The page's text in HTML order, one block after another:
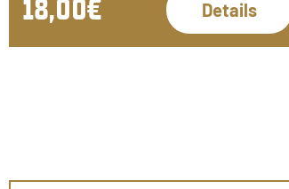
18,00€ Details